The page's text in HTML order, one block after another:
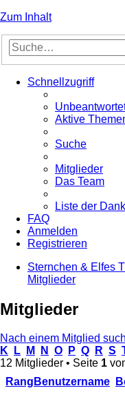
Zum Inhalt
Schnellzugriff
Aktive
Suche
Mitglieder
Das Team
Liste der
FAQ
Anmelden
Registrieren
Sternchen & Elfes
Mitglieder
Mitglieder
Nach einem Mitglied
K
L M N O P Q R S
12 Mitglieder • Seite 1
Rang Benutzername